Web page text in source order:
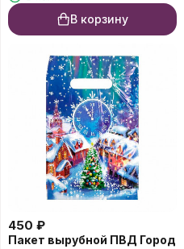
В корзину
450 ₽
Пакет вырубной ПВД Город